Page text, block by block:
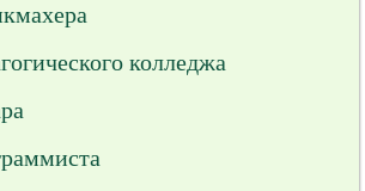
колледжа